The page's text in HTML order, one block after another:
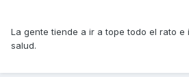
La gente tiende a ir a tope todo el rato e
salud.